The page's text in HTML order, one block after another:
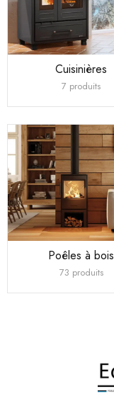
Cuisinières
7 produits
Poêles à bois
73 produits